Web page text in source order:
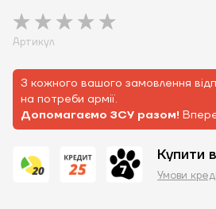
Артикул
З кожного вашого замовлення
на потреби армії.
Допомагаємо ЗСУ разом!
Купити
Умови